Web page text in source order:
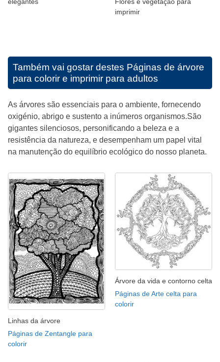
imprimir
Também vai gostar destes Páginas de árvore
para colorir e imprimir para adultos
As árvores são essenciais para o ambiente, fornecendo
oxigénio, abrigo e sustento a inúmeros organismos.São
gigantes silenciosos, personificando a beleza e a
resistência da natureza, e desempenham um papel vital
na manutenção do equilíbrio ecológico do nosso planeta.
Linhas da árvore
Páginas de Zentangle para
colorir
Árvore da vida e contorno celta
Páginas de Arte celta para
colorir